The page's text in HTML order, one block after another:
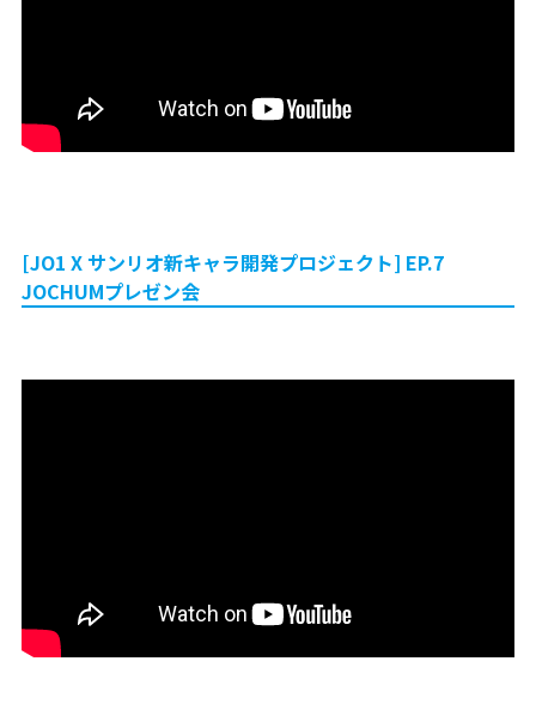
[JO1 X サンリオ新キャラ開発プロジェクト] EP.7
JOCHUMプレゼン会